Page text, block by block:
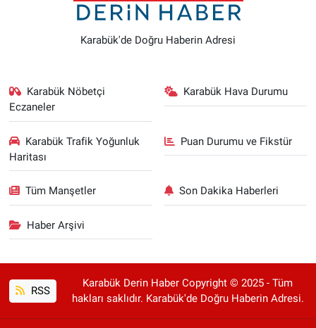
Karabük'de Doğru Haberin Adresi
Karabük Nöbetçi
Eczaneler
Karabük Hava Durumu
Karabük Trafik Yoğunluk
Haritası
Puan Durumu ve Fikstür
Tüm Manşetler Son Dakika Haberleri
Haber Arşivi
RSS
Karabük Derin Haber Copyright © 2025 - Tüm
hakları saklıdır. Karabük'de Doğru Haberin Adresi.